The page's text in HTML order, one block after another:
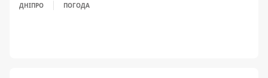
ДНІПРО ПОГОДА